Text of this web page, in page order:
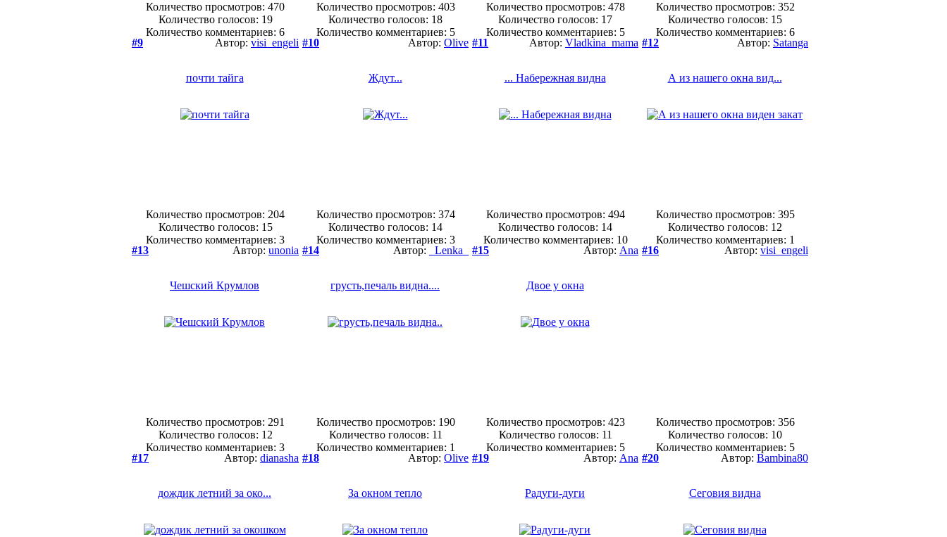
Количество просмотров: 470
Количество голосов: 19
Количество комментариев: 6
Количество просмотров: 403
Количество голосов: 18
Количество комментариев: 5
Количество просмотров: 478
Количество голосов: 17
Количество комментариев: 5
Количество просмотров: 352
Количество голосов: 15
Количество комментариев: 6
#9
Автор: visi_engeli
почти тайга
Количество просмотров: 204
Количество голосов: 15
Количество комментариев: 3
#10 Автор: Olive
Ждут...
Количество просмотров: 374
Количество голосов: 14
Количество комментариев: 3
#11 Автор: Vladkina_mama
... Набережная видна
Количество просмотров: 494
Количество голосов: 14
Количество комментариев: 10
#12 Автор: Satanga
А из нашего окна вид...
Количество просмотров: 395
Количество голосов: 12
Количество комментариев: 1
#13
Автор: unonia
Чешский Крумлов
Количество просмотров: 291
Количество голосов: 12
Количество комментариев: 3
#14 Автор: _Lenka_
грусть,печаль видна....
Количество просмотров: 190
Количество голосов: 11
Количество комментариев: 1
#15 Автор: Ana
Двое у окна
Количество просмотров: 423
Количество голосов: 11
Количество комментариев: 5
#16 Автор: visi_engeli
Количество просмотров: 356
Количество голосов: 10
Количество комментариев: 5
#17
Автор: dianasha
дождик летний за око...
#18 Автор: Olive
За окном тепло
#19 Автор: Ana
Радуги-дуги
#20 Автор: Bambina80
Сеговия видна